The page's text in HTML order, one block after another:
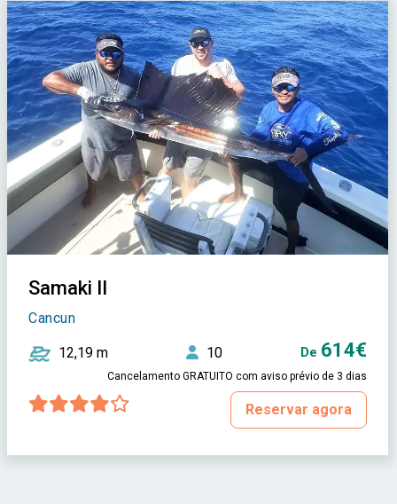
Samaki II
Cancun
12,19 m 10 De 614€
Cancelamento GRATUITO com aviso prévio de 3 dias
Reservar agora